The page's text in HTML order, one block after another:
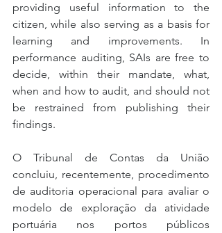
providing useful information to the
citizen, while also serving as a basis for
learning and improvements. In
performance auditing, SAIs are free to
decide, within their mandate, what,
when and how to audit, and should not
be restrained from publishing their
findings.
O Tribunal de Contas da União
concluiu, recentemente, procedimento
de auditoria operacional para avaliar o
modelo de exploração da atividade
portuária nos portos públicos